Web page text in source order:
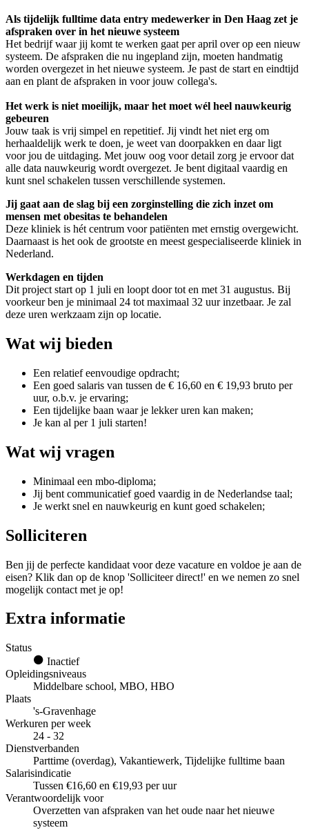
Als tijdelijk fulltime data entry medewerker in Den Haag zet je
afspraken over in het nieuwe systeem
Het bedrijf waar jij komt te werken gaat per april over op een nieuw
systeem. De afspraken die nu ingepland zijn, moeten handmatig
worden overgezet in het nieuwe systeem. Je past de start en eindtijd
aan en plant de afspraken in voor jouw collega's.
Het werk is niet moeilijk, maar het moet wél heel nauwkeurig
gebeuren
Jouw taak is vrij simpel en repetitief. Jij vindt het niet erg om
herhaaldelijk werk te doen, je weet van doorpakken en daar ligt
voor jou de uitdaging. Met jouw oog voor detail zorg je ervoor dat
alle data nauwkeurig wordt overgezet. Je bent digitaal vaardig en
kunt snel schakelen tussen verschillende systemen.
Jij gaat aan de slag bij een zorginstelling die zich inzet om
mensen met obesitas te behandelen
Deze kliniek is hét centrum voor patiënten met ernstig overgewicht.
Daarnaast is het ook de grootste en meest gespecialiseerde kliniek in
Nederland.
Werkdagen en tijden
Dit project start op 1 juli en loopt door tot en met 31 augustus. Bij
voorkeur ben je minimaal 24 tot maximaal 32 uur inzetbaar. Je zal
deze uren werkzaam zijn op locatie.
Wat wij bieden
Een relatief eenvoudige opdracht;
Een goed salaris van tussen de € 16,60 en € 19,93 bruto per
uur, o.b.v. je ervaring;
Een tijdelijke baan waar je lekker uren kan maken;
Je kan al per 1 juli starten!
Wat wij vragen
Minimaal een mbo-diploma;
Jij bent communicatief goed vaardig in de Nederlandse taal;
Je werkt snel en nauwkeurig en kunt goed schakelen;
Solliciteren
Ben jij de perfecte kandidaat voor deze vacature en voldoe je aan de
eisen? Klik dan op de knop 'Solliciteer direct!' en we nemen zo snel
mogelijk contact met je op!
Extra informatie
Status
Inactief
Opleidingsniveaus
Middelbare school, MBO, HBO
Plaats
's-Gravenhage
Werkuren per week
24 - 32
Dienstverbanden
Parttime (overdag), Vakantiewerk, Tijdelijke fulltime baan
Salarisindicatie
Tussen €16,60 en €19,93 per uur
Verantwoordelijk voor
Overzetten van afspraken van het oude naar het nieuwe
systeem